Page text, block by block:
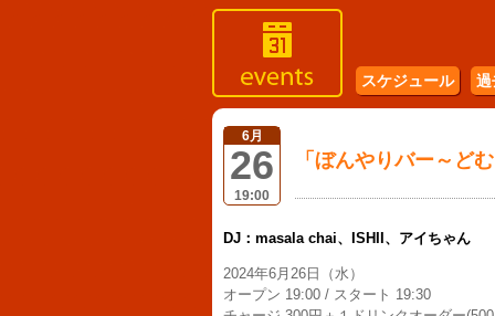
スケジュール 過
6月
26
19:00
「ぼんやりバー～ど
DJ：masala chai、ISHII、アイちゃん
2024年6月26日（水）
オープン 19:00 / スタート 19:30